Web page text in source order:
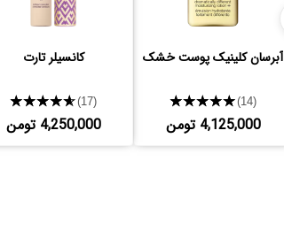
آبرسان کلینیک پوست خشک
★★★★★(14)
4,125,000 تومن
کانسیلر تارت
★★★★★(17)
4,250,000 تومن